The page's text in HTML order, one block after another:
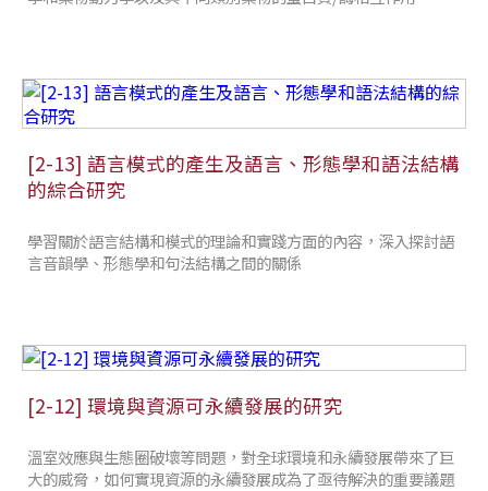
[2-13] 語言模式的產生及語言、形態學和語法結構
的綜合研究
學習關於語言結構和模式的理論和實踐方面的內容，深入探討語
言音韻學、形態學和句法結構之間的關係
[2-12] 環境與資源可永續發展的研究
溫室效應與生態圈破壞等問題，對全球環境和永續發展帶來了巨
大的威脅，如何實現資源的永續發展成為了亟待解決的重要議題